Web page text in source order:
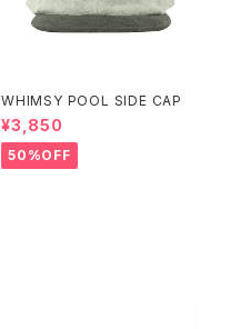
WHIMSY POOL SIDE CAP
¥3,850
50%OFF